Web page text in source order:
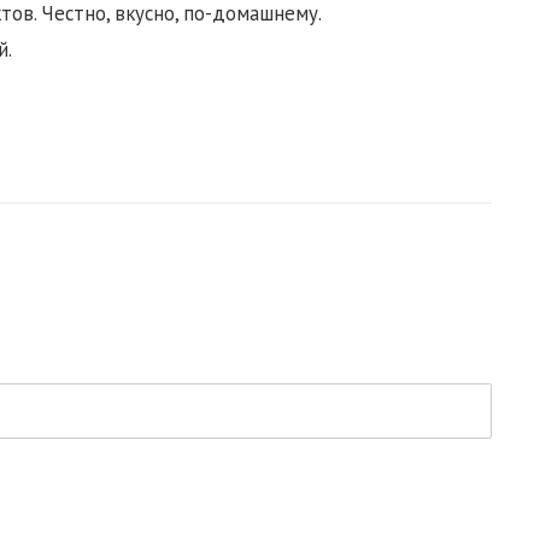
Честно, вкусно, по-домашнему.